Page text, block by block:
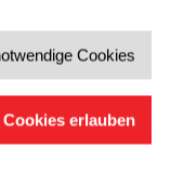
Cookies
erlauben
Die Abmeldung ist
.
>